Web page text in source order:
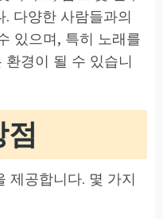
다양한 사람들과의
있으며, 특히 노래를
경이 될 수 있습니
제공합니다. 몇 가지